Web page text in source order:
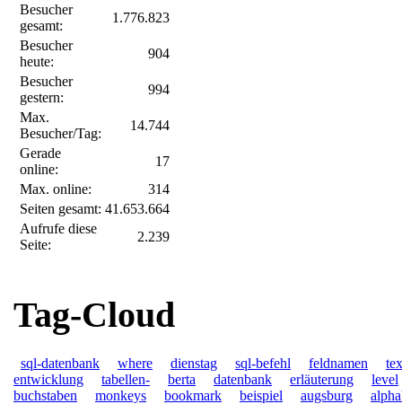
Besucher
gesamt:
1.776.823
Besucher
heute:
904
Besucher
gestern:
994
Max.
Besucher/Tag:
14.744
Gerade
online:
17
Max. online:
314
Seiten gesamt: 41.653.664
Aufrufe diese
Seite:
2.239
Tag-Cloud
sql-datenbank where dienstag sql-befehl feldnamen
entwicklung
tabellen- berta datenbank erläuterung
level
buchstaben
monkeys bookmark beispiel augsburg